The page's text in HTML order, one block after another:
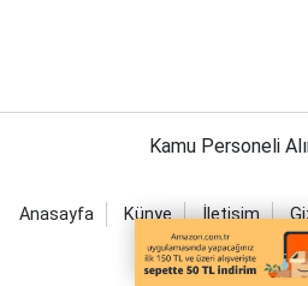
Kamu Personeli
Anasayfa Künye İletişim